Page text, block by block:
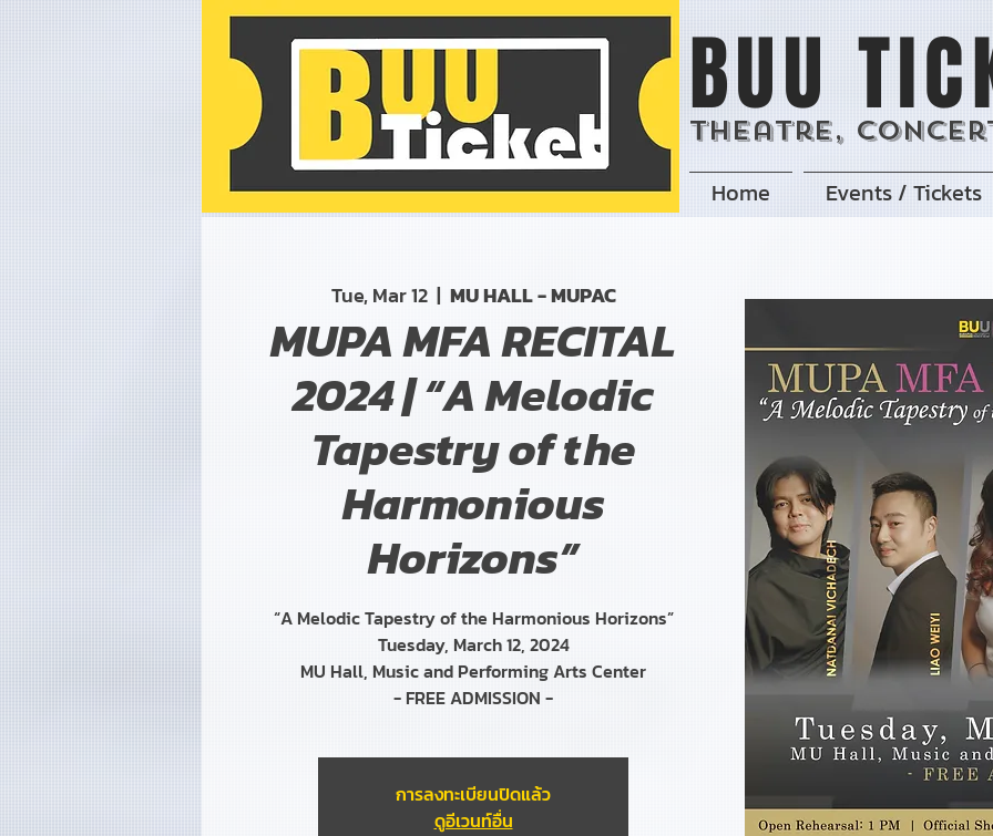
BUU
Theatre,
Home Events / Tickets
Tue, Mar 12
  |
MU HALL - MUPAC
MUPA MFA RECITAL
2024 | “A Melodic
Tapestry of the
Harmonious
Horizons”
“A Melodic Tapestry of the Harmonious Horizons”
Tuesday, March 12, 2024
MU Hall, Music and Performing Arts Center
- FREE ADMISSION -
การลงทะเบียนปิดแล้ว
ดูอีเวนท์อื่น